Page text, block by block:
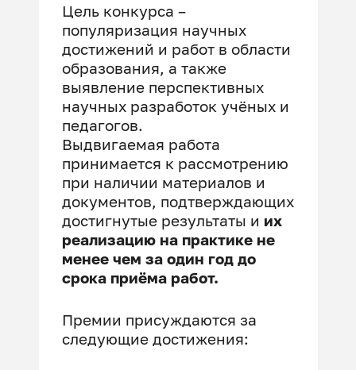
Цель конкурса –
популяризация научных
достижений и работ в области
образования, а также
выявление перспективных
научных разработок учёных и
педагогов.
Выдвигаемая работа
принимается к рассмотрению
при наличии материалов и
документов, подтверждающих
достигнутые результаты и их
реализацию на практике не
менее чем за один год до
срока приёма работ.
Премии присуждаются за
следующие достижения: